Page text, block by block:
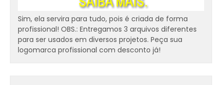
Sim, ela servira para tudo, pois é criada de forma
profissional! OBS.: Entregamos 3 arquivos diferentes
para ser usados em diversos projetos. Peça sua
logomarca profissional com desconto já!